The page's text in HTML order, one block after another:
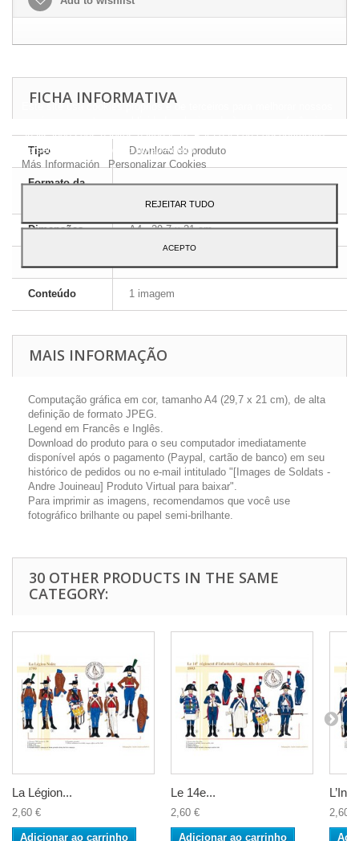
FICHA INFORMATIVA
Tipo Download do produto
Formato da
Dimensões A4 - 29,7 x 21 cm
Conteúdo 1 imagem
MAIS INFORMAÇÃO
Computação gráfica em cor, tamanho A4 (29,7 x 21 cm), de alta
definição de formato JPEG.
Legend em Francês e Inglês.
Download do produto para o seu computador imediatamente
disponível após o pagamento (Paypal, cartão de banco) em seu
histórico de pedidos ou no e-mail intitulado "[Images de Soldats -
Andre Jouineau] Produto Virtual para baixar".
Para imprimir as imagens, recomendamos que você use
fotográfico brilhante ou papel semi-brilhante.
30 OTHER PRODUCTS IN THE SAME
CATEGORY:
La Légion...
2,60 €
Adicionar ao carrinho
Le 14e...
2,60 €
Adicionar ao carrinho
2,60 €
Este site usa cookies próprios e de terceiros para melhorar nossos
analisando seus hábitos navegação. Para dar seu consentimento
ao seu uso, pressione o botão Aceito.
Más Información
Personalizar Cookies
REJEITAR TUDO
ACEPTO